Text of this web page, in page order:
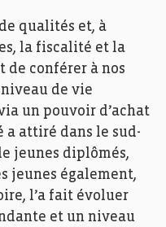
qualités et, à
la fiscalité et la
de conférer à nos
de vie
un pouvoir d’achat
attiré dans le sud-
jeunes diplômés,
jeunes également,
l’a fait évoluer
et un niveau